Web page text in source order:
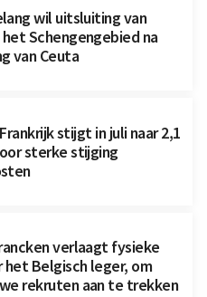
wil uitsluiting van
Schengengebied na
van Ceuta
stijgt in juli naar 2,1
sterke stijging
verlaagt fysieke
het Belgisch leger, om
rekruten aan te trekken